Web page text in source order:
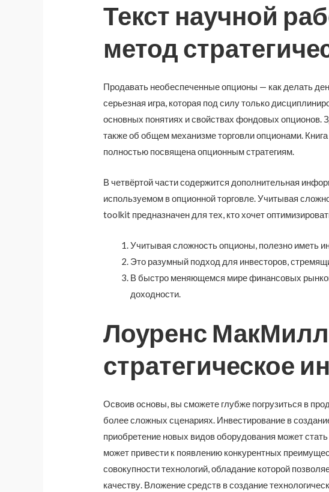
Текст научной
метод
Продавать необеспеченные опционы — как делать
серьезная игра, которая под силу только
основных понятиях и свойствах фондовых опционов.
также об общем механизме торговли опционами.
полностью посвящена опционным стратегиям.
В четвёртой части содержится дополнительная
используемом в опционной торговле. Учитывая
toolkit предназначен для тех, кто хочет
Учитывая сложность опционы, полезно иметь
Это разумный подход для инвесторов,
В быстро меняющемся мире финансовых
доходности.
Лоуренс
стратегическое
Освоив основы, вы сможете глубже погрузиться в
более сложных сценариях. Инвестирование в
приобретение новых видов оборудования может
может привести к появлению конкурентных
совокупности технологий, обладание которой
качеству. Вложение средств в создание